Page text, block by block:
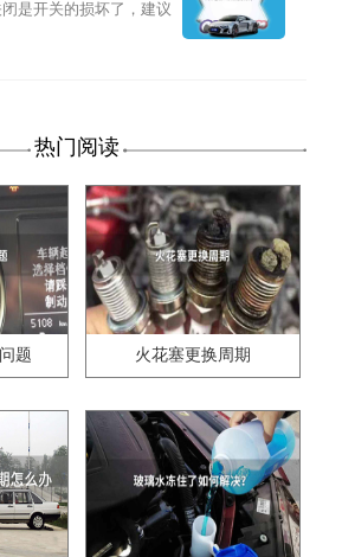
是开关的损坏了，建议
热门阅读
题 火花塞更换周期